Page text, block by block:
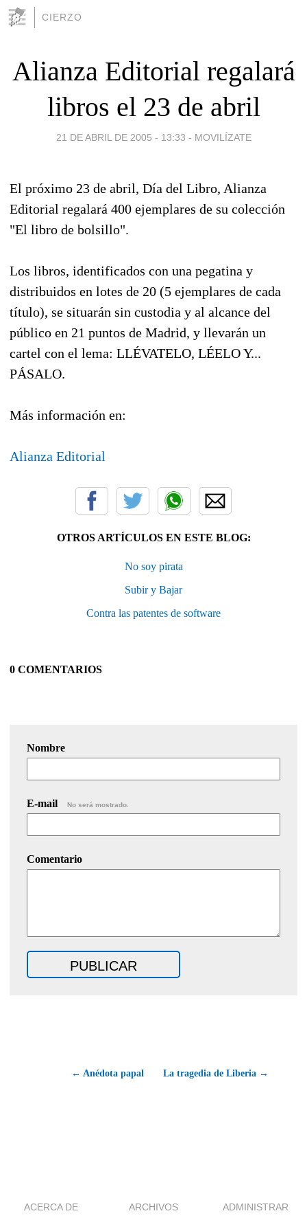
CIERZO
Alianza Editorial regalará
libros el 23 de abril
21 DE ABRIL DE 2005 - 13:33 - MOVILÍZATE
El próximo 23 de abril, Día del Libro, Alianza
Editorial regalará 400 ejemplares de su colección
"El libro de bolsillo".
Los libros, identificados con una pegatina y
distribuidos en lotes de 20 (5 ejemplares de cada
título), se situarán sin custodia y al alcance del
público en 21 puntos de Madrid, y llevarán un
cartel con el lema: LLÉVATELO, LÉELO Y...
PÁSALO.
Más información en:
Alianza Editorial
OTROS ARTÍCULOS EN ESTE BLOG:
No soy pirata
Subir y Bajar
Contra las patentes de software
0 COMENTARIOS
Nombre
E-mail No será mostrado.
Comentario
← Anédota papal La tragedia de Liberia →
ACERCA DE ARCHIVOS ADMINISTRAR